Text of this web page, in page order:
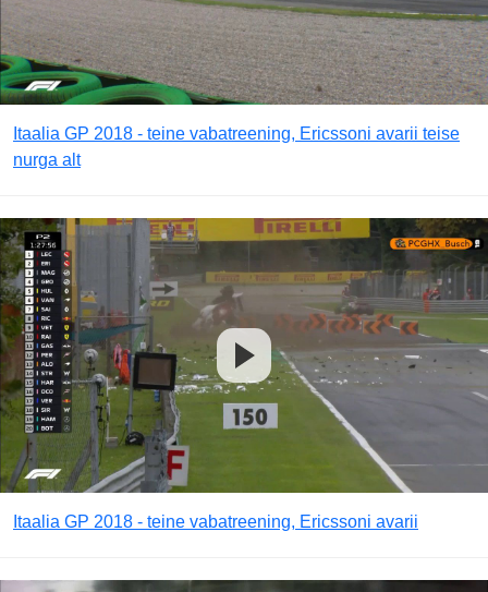
Itaalia GP 2018 - teine vabatreening, Ericssoni avarii teise
nurga alt
Itaalia GP 2018 - teine vabatreening, Ericssoni avarii